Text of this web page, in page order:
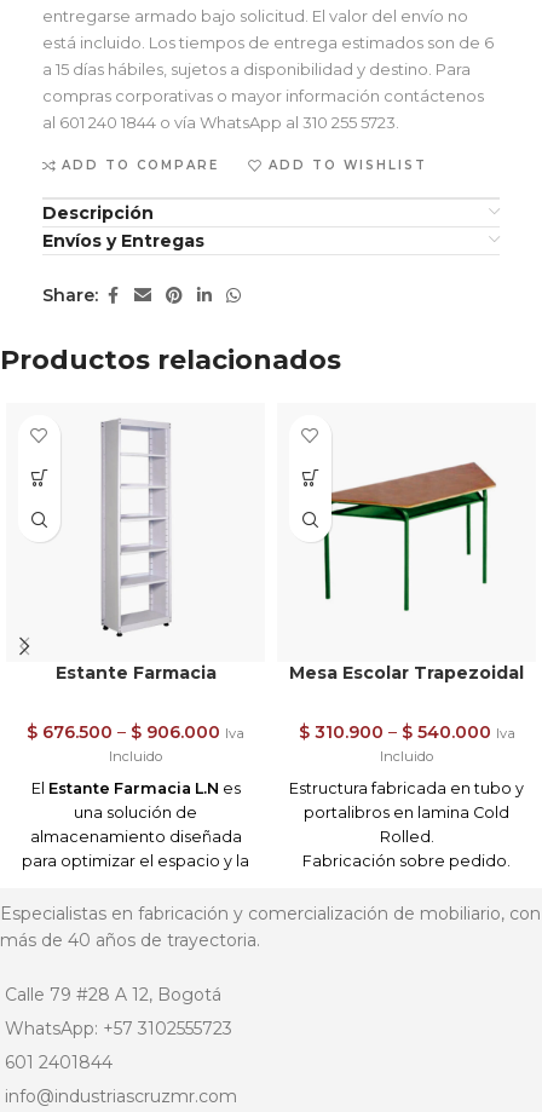
entregarse armado bajo solicitud. El valor del envío no
está incluido. Los tiempos de entrega estimados son de 6
a 15 días hábiles, sujetos a disponibilidad y destino. Para
compras corporativas o mayor información contáctenos
al 601 240 1844 o vía WhatsApp al 310 255 5723.
ADD TO COMPARE ADD TO WISHLIST
Descripción
Envíos y Entregas
Share:
Productos relacionados
Estante Farmacia
$ 676.500 – $ 906.000 Iva
Incluido
El Estante Farmacia L.N es
una solución de
almacenamiento diseñada
para optimizar el espacio y la
droguerías y
establecimientos similares. Su
productos de manera
eficiente y accesible.
Características principales:
Construcción de alta
Mesa Escolar Trapezoidal
$310.900 – $540.000 Iva
Incluido
Estructura fabricada en tubo y
portalibros en lamina Cold
Rolled.
Fabricación sobre pedido.
electrostática horneable de
Especialistas en fabricación y comercialización de mobiliario, con
más de 40 años de trayectoria.
Calle 79 #28 A 12, Bogotá
WhatsApp: +57 3102555723
601 2401844
info@industriascruzmr.com